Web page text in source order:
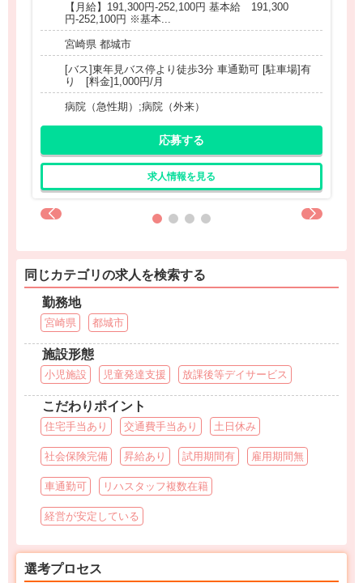
【月給】191,300円-252,100円 基本給 191,300
円-252,100円 ※基本...
宮崎県 都城市
[バス]東年見バス停より徒歩3分 車通勤可 [駐車場]有
り [料金]1,000円/月
病院（急性期）;病院（外来）
応募する
求人情報を見る
同じカテゴリの求人を検索する
勤務地
宮崎県 都城市
施設形態
小児施設 児童発達支援 放課後等デイサービス
こだわりポイント
住宅手当あり 交通費手当あり 土日休み
社会保険完備 昇給あり 試用期間有 雇用期間無
車通勤可 リハスタッフ複数在籍
経営が安定している
選考プロセス